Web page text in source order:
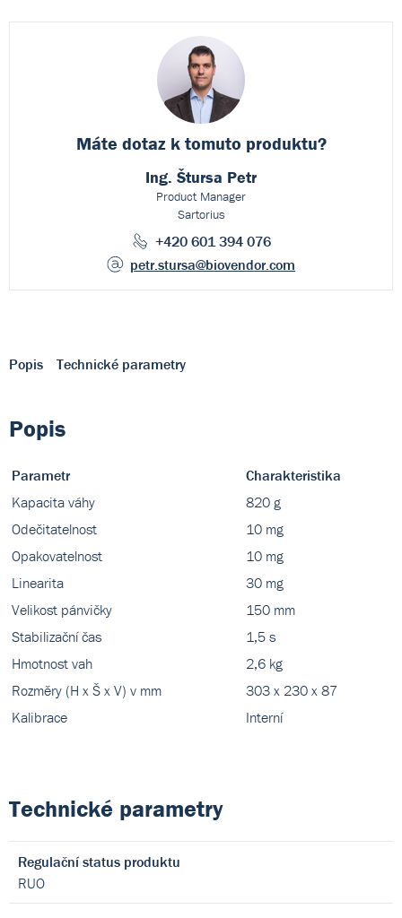
Máte dotaz k tomuto produktu?
Ing. Štursa Petr
Product Manager
Sartorius
+420 601 394 076
petr.stursa@biovendor.com
Popis Technické parametry
Popis
Parametr
Charakteristika
Kapacita váhy
820 g
Odečitatelnost
10 mg
Opakovatelnost
10 mg
Linearita
30 mg
Velikost pánvičky
150 mm
Stabilizační čas
1,5 s
Hmotnost vah
2,6 kg
Rozměry (H x Š x V) v mm
303 x 230 x 87
Kalibrace
Interní
Technické parametry
Regulační status produktu
RUO